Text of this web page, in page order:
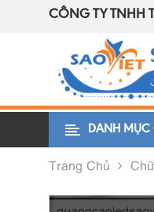
CÔNG TY TNHH
DANH MỤC
Trang Chủ